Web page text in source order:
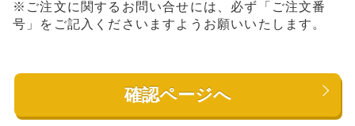
※ご注文に関するお問い合せには、必ず「ご注文番
号」をご記入くださいますようお願いいたします。
確認ページへ